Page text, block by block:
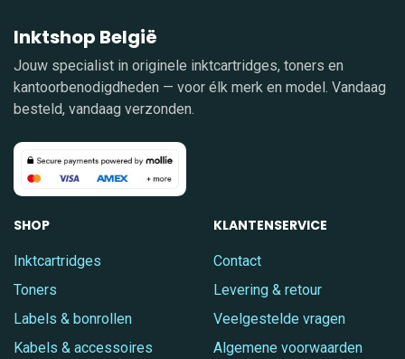
Inktshop België
Jouw specialist in originele inktcartridges, toners en
kantoorbenodigdheden — voor élk merk en model. Vandaag
besteld, vandaag verzonden.
SHOP
Inktcartridges
Toners
Labels & bonrollen
Kabels & accessoires
KLANTENSERVICE
Contact
Levering & retour
Veelgestelde vragen
Algemene voorwaarden